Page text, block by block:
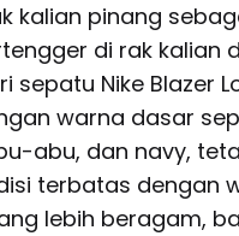
kalian pinang
di rak kalian
sepatu Nike Blazer
warna dasar
abu, dan navy,
terbatas dengan
lebih beragam,